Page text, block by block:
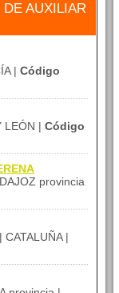
AUXILIAR
| Código
LEÓN | Código
provincia
CATALUÑA |